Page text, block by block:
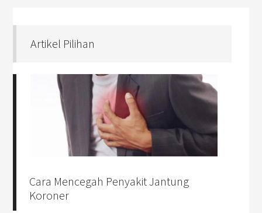
Artikel Pilihan
Cara Mencegah Penyakit Jantung
Koroner